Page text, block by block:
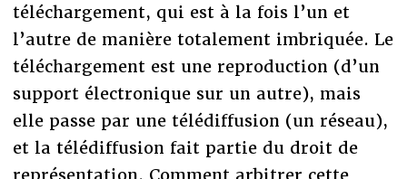
téléchargement, qui est à la fois l’un et
l’autre de manière totalement imbriquée. Le
téléchargement est une reproduction (d’un
support électronique sur un autre), mais
elle passe par une télédiffusion (un réseau),
et la télédiffusion fait partie du droit de
représentation. Comment arbitrer cette